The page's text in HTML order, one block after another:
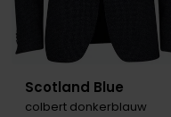
Scotland Blue
colbert donkerblauw